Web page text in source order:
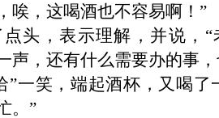
唉，这喝酒也不容易啊！”
点头，表示理解，并说，
声，还有什么需要办的事
”一笑，端起酒杯，又喝
。”